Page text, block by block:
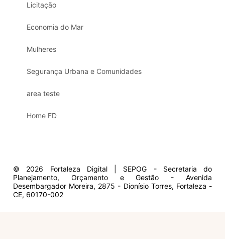
Licitação
Economia do Mar
Mulheres
Segurança Urbana e Comunidades
area teste
Home FD
© 2026 Fortaleza Digital | SEPOG - Secretaria do
Planejamento, Orçamento e Gestão - Avenida
Desembargador Moreira, 2875 - Dionísio Torres, Fortaleza -
CE, 60170-002